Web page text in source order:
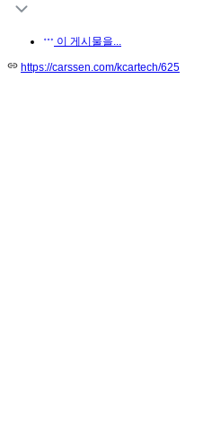
이 게시물을...
https://carssen.com/kcartech/625